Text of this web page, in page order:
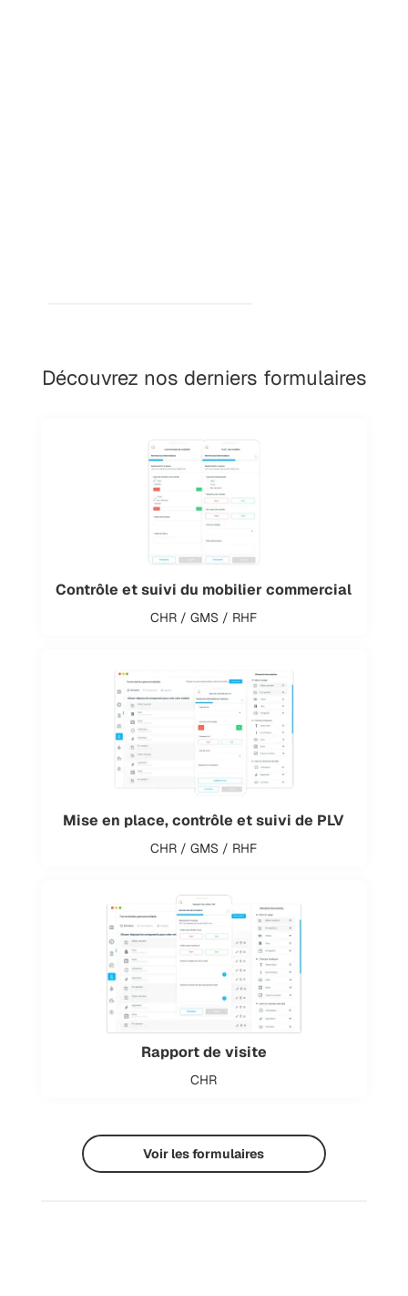
Découvrez nos derniers formulaires
Contrôle et suivi du mobilier commercial
CHR / GMS / RHF
Mise en place, contrôle et suivi de PLV
CHR / GMS / RHF
Rapport de visite
CHR
Voir les formulaires